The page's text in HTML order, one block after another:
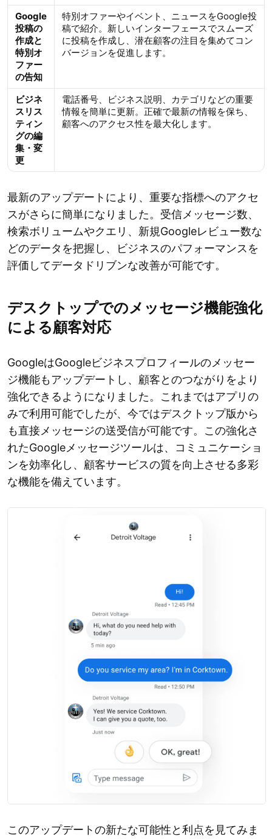
Google
投稿の
作成と
特別オ
ファー
の告知
特別オファーやイベント、ニュースをGoogle投
稿で紹介。新しいインターフェースでスムーズ
に投稿を作成し、潜在顧客の注目を集めてコン
バージョンを促進します。
ビジネ
スリス
ティン
グの編
集・変
更
電話番号、ビジネス説明、カテゴリなどの重要
情報を簡単に更新。正確で最新の情報を保ち、
顧客へのアクセス性を最大化します。
最新のアップデートにより、重要な指標へのアクセ
スがさらに簡単になりました。受信メッセージ数、
検索ボリュームやクエリ、新規Googleレビュー数な
どのデータを把握し、ビジネスのパフォーマンスを
評価してデータドリブンな改善が可能です。
デスクトップでのメッセージ機能強化
による顧客対応
GoogleはGoogleビジネスプロフィールのメッセー
ジ機能もアップデートし、顧客とのつながりをより
強化できるようになりました。これまではアプリの
みで利用可能でしたが、今ではデスクトップ版から
も直接メッセージの送受信が可能です。この強化さ
れたGoogleメッセージツールは、コミュニケーショ
ンを効率化し、顧客サービスの質を向上させる多彩
な機能を備えています。
このアップデートの新たな可能性と利点を見てみま